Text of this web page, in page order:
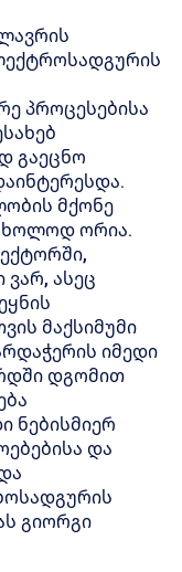
პროცესებისა
გაეცნო
მქონე
ორია.
ასეც
მაქსიმუმი
იმედი
დგომით
ნებისმიერ
და
გიორგი